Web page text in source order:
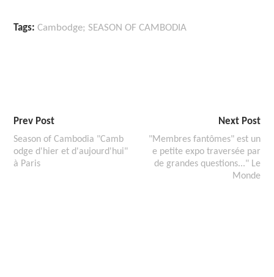
Tags: Cambodge; SEASON OF CAMBODIA
Prev Post
Season of Cambodia "Camb
odge d'hier et d'aujourd'hui"
à Paris
Next Post
"Membres fantômes" est un
e petite expo traversée par
de grandes questions..." Le
Monde